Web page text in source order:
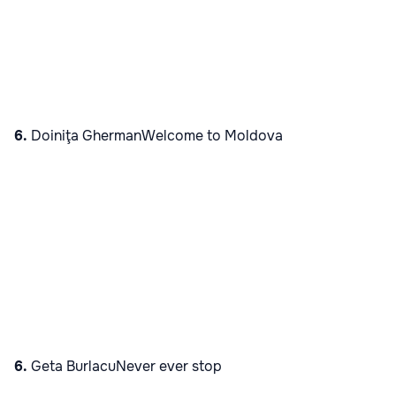
6. Doiniţa GhermanWelcome to Moldova
6. Geta BurlacuNever ever stop